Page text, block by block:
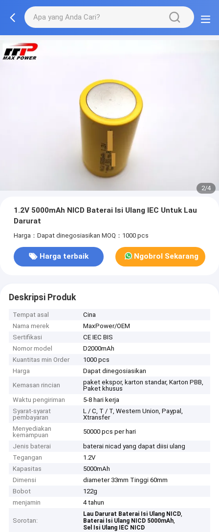
2/4
1.2V 5000mAh NICD Baterai Isi Ulang IEC Untuk Lau
Darurat
Harga：Dapat dinegosiasikan MOQ：1000 pcs
Harga terbaik Ngobrol Sekarang
Deskripsi Produk
Tempat asal
Cina
Nama merek
MaxPower/OEM
Sertifikasi
CE IEC BIS
Nomor model
D2000mAh
Kuantitas min Order
1000 pcs
Harga
Dapat dinegosiasikan
Kemasan rincian
paket ekspor, karton standar, Karton PBB,
Paket khusus
Waktu pengiriman
5-8 hari kerja
Syarat-syarat
pembayaran
L / C, T / T, Western Union, Paypal,
Xtransfer
Menyediakan
kemampuan
50000 pcs per hari
Jenis baterai
baterai nicad yang dapat diisi ulang
Tegangan
1.2V
Kapasitas
5000mAh
Dimensi
diameter 33mm Tinggi 60mm
Bobot
122g
menjamin
4 tahun
Sorotan:
Lau Darurat Baterai Isi Ulang NICD,
Baterai Isi Ulang NICD 5000mAh,
Sel Isi Ulang IEC NICD